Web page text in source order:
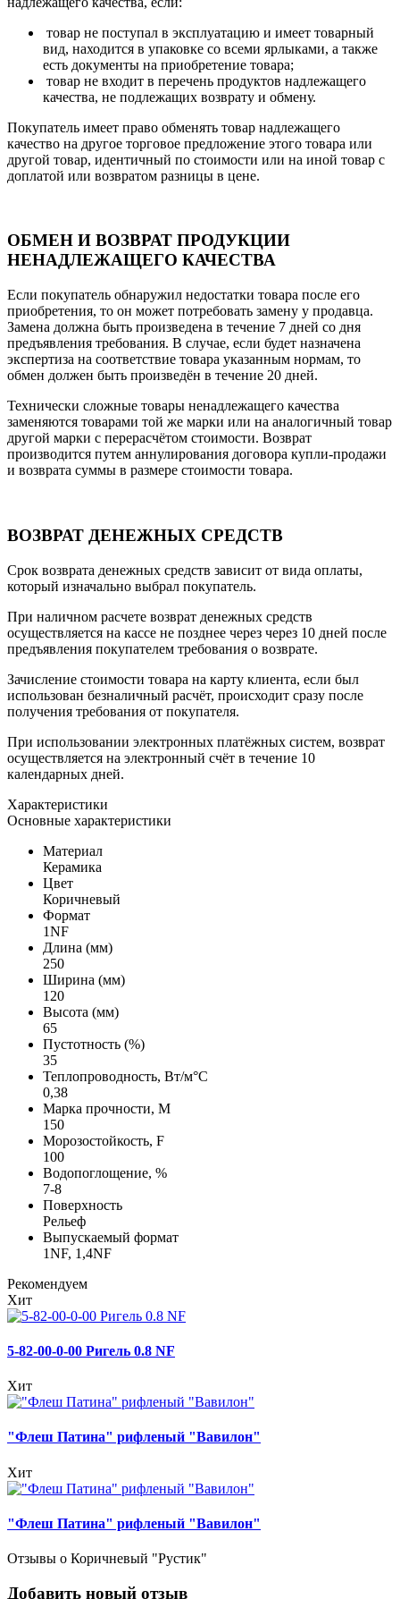
товар не поступал в эксплуатацию и имеет товарный
вид, находится в упаковке со всеми ярлыками, а также
есть документы на приобретение товара;
товар не входит в перечень продуктов надлежащего
качества, не подлежащих возврату и обмену.
Покупатель имеет право обменять товар надлежащего
качество на другое торговое предложение этого товара или
другой товар, идентичный по стоимости или на иной товар с
доплатой или возвратом разницы в цене.
ОБМЕН И ВОЗВРАТ ПРОДУКЦИИ
НЕНАДЛЕЖАЩЕГО КАЧЕСТВА
Если покупатель обнаружил недостатки товара после его
приобретения, то он может потребовать замену у продавца.
Замена должна быть произведена в течение 7 дней со дня
предъявления требования. В случае, если будет назначена
экспертиза на соответствие товара указанным нормам, то
обмен должен быть произведён в течение 20 дней.
Технически сложные товары ненадлежащего качества
заменяются товарами той же марки или на аналогичный товар
другой марки с перерасчётом стоимости. Возврат
производится путем аннулирования договора купли-продажи
и возврата суммы в размере стоимости товара.
ВОЗВРАТ ДЕНЕЖНЫХ СРЕДСТВ
Срок возврата денежных средств зависит от вида оплаты,
который изначально выбрал покупатель.
При наличном расчете возврат денежных средств
осуществляется на кассе не позднее через через 10 дней после
предъявления покупателем требования о возврате.
Зачисление стоимости товара на карту клиента, если был
использован безналичный расчёт, происходит сразу после
получения требования от покупателя.
При использовании электронных платёжных систем, возврат
осуществляется на электронный счёт в течение 10
календарных дней.
Характеристики
Основные характеристики
Материал
Керамика
Цвет
Коричневый
Формат
1NF
Длина (мм)
250
Ширина (мм)
120
Высота (мм)
65
Пустотность (%)
35
Теплопроводность, Вт/м°С
0,38
Марка прочности, М
150
Морозостойкость, F
100
Водопоглощение, %
7-8
Поверхность
Рельеф
Выпускаемый формат
1NF, 1,4NF
Рекомендуем
Хит
5-82-00-0-00 Ригель 0.8 NF
Хит
"Флеш Патина" рифленый "Вавилон"
Хит
"Флеш Патина" рифленый "Вавилон"
Отзывы о Коричневый "Рустик"
Добавить новый отзыв